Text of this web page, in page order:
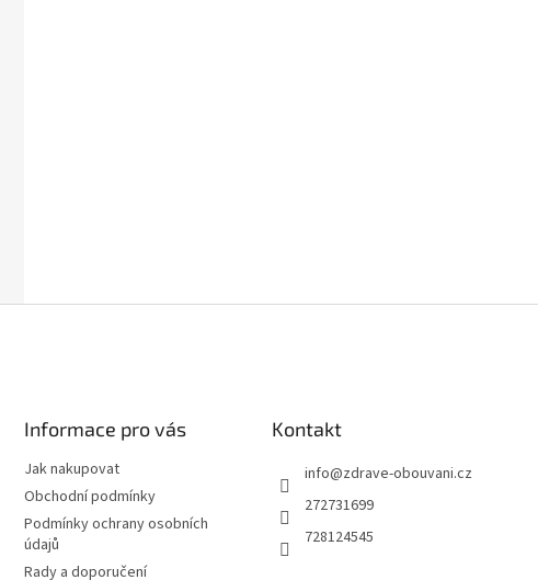
Informace pro vás
Jak nakupovat
Obchodní podmínky
Podmínky ochrany osobních
údajů
Rady a doporučení
Kontakt
info@zdrave-obouvani.cz
272731699
728124545